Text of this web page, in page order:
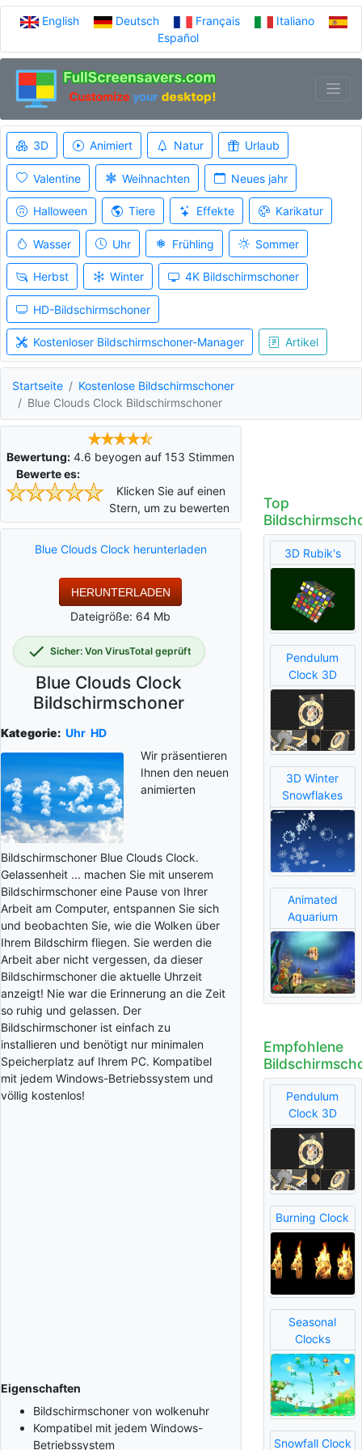
English Deutsch Français
Italiano
Español
3D Animiert Natur Urlaub
Valentine Weihnachten Neues jahr
Halloween Tiere Effekte Karikatur
Wasser Uhr Frühling Sommer
Herbst Winter 4K Bildschirmschoner
HD-Bildschirmschoner
Kostenloser Bildschirmschoner-Manager Artikel
Startseite
Kostenlose Bildschirmschoner
Blue Clouds Clock Bildschirmschoner
Bewertung: 4.6 beyogen auf153 Stimmen
Bewerte es:
Klicken Sie auf einen
Stern, um zu bewerten
Blue Clouds Clock herunterladen
HERUNTERLADEN
Dateigröße: 64 Mb
Sicher: Von VirusTotal geprüft
Blue Clouds Clock
Bildschirmschoner
Kategorie: Uhr HD
Wir präsentieren
Ihnen den neuen
animierten
Bildschirmschoner Blue Clouds Clock.
Gelassenheit ... machen Sie mit unserem
Bildschirmschoner eine Pause von Ihrer
Arbeit am Computer, entspannen Sie sich
und beobachten Sie, wie die Wolken über
Ihrem Bildschirm fliegen. Sie werden die
Arbeit aber nicht vergessen, da dieser
Bildschirmschoner die aktuelle Uhrzeit
anzeigt! Nie war die Erinnerung an die Zeit
so ruhig und gelassen. Der
Bildschirmschoner ist einfach zu
installieren und benötigt nur minimalen
Speicherplatz auf Ihrem PC. Kompatibel
mit jedem Windows-Betriebssystem und
völlig kostenlos!
Eigenschaften
Bildschirmschoner von wolkenuhr
Kompatibel mit jedem Windows-
Betriebssystem
Top
3D Rubik's
Pendulum
Clock 3D
3D Winter
Snowflakes
Animated
Aquarium
Empfohlene
Pendulum
Clock 3D
Burning Clock
Seasonal
Clocks
Snowfall Clock